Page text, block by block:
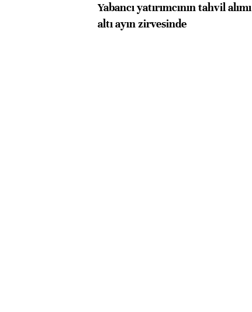
Yabancı yatırımcının tahvil alımı
altı ayın zirvesinde